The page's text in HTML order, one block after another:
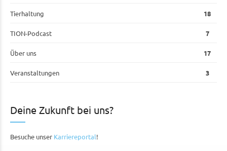
Tierhaltung 18
TION-Podcast 7
Über uns 17
Veranstaltungen 3
Deine Zukunft bei uns?
Besuche unser Karriereportal!